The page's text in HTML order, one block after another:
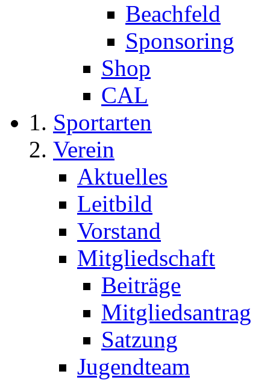
Beachfeld
Sponsoring
Shop
CAL
Sportarten
Verein
Aktuelles
Leitbild
Vorstand
Mitgliedschaft
Beiträge
Mitgliedsantrag
Satzung
Jugendteam